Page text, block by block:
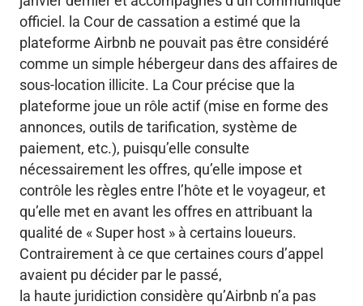
officiel. la Cour de cassation a estimé que la
plateforme Airbnb ne pouvait pas être considéré
comme un simple hébergeur dans des affaires de
sous-location illicite. La Cour précise que la
plateforme joue un rôle actif (mise en forme des
annonces, outils de tarification, système de
paiement, etc.), puisqu’elle consulte
nécessairement les offres, qu’elle impose et
contrôle les règles entre l’hôte et le voyageur, et
qu’elle met en avant les offres en attribuant la
qualité de « Super host » à certains loueurs.
Contrairement à ce que certaines cours d’appel
avaient pu décider par le passé,
la haute juridiction considère qu’Airbnb n’a pas